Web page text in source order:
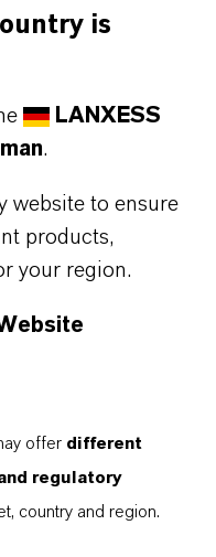
Kunststoffe
bei
zu PBT-
thermisch
finden sich
is
LANXESS
.
website to ensure
products,
your region.
offer different
regulatory
country and region.